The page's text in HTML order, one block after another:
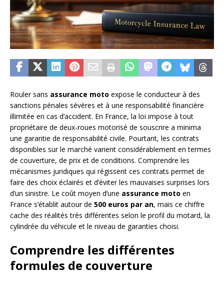
Rouler sans assurance moto expose le conducteur à des
sanctions pénales sévères et à une responsabilité financière
illimitée en cas d’accident. En France, la loi impose à tout
propriétaire de deux-roues motorisé de souscrire a minima
une garantie de responsabilité civile. Pourtant, les contrats
disponibles sur le marché varient considérablement en termes
de couverture, de prix et de conditions. Comprendre les
mécanismes juridiques qui régissent ces contrats permet de
faire des choix éclairés et d’éviter les mauvaises surprises lors
d’un sinistre. Le coût moyen d’une assurance moto en
France s’établit autour de 500 euros par an, mais ce chiffre
cache des réalités très différentes selon le profil du motard, la
cylindrée du véhicule et le niveau de garanties choisi.
Comprendre les différentes
formules de couverture